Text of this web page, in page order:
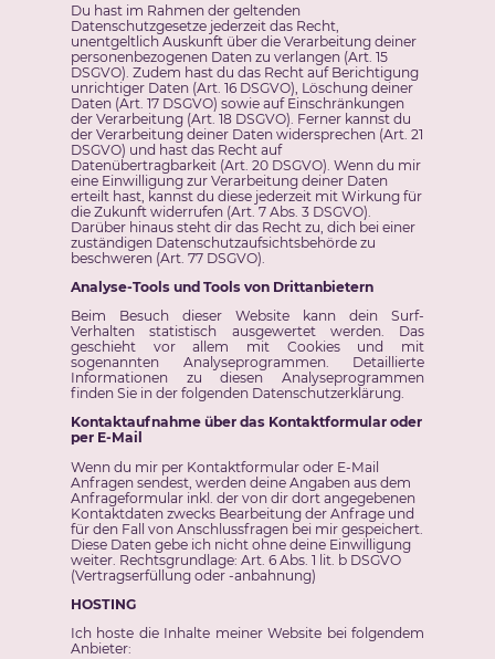
Du hast im Rahmen der geltenden
Datenschutzgesetze jederzeit das Recht,
unentgeltlich Auskunft über die Verarbeitung deiner
personenbezogenen Daten zu verlangen (Art. 15
DSGVO). Zudem hast du das Recht auf Berichtigung
unrichtiger Daten (Art. 16 DSGVO), Löschung deiner
Daten (Art. 17 DSGVO) sowie auf Einschränkungen
der Verarbeitung (Art. 18 DSGVO). Ferner kannst du
der Verarbeitung deiner Daten widersprechen (Art. 21
DSGVO) und hast das Recht auf
Datenübertragbarkeit (Art. 20 DSGVO). Wenn du mir
eine Einwilligung zur Verarbeitung deiner Daten
erteilt hast, kannst du diese jederzeit mit Wirkung für
die Zukunft widerrufen (Art. 7 Abs. 3 DSGVO).
Darüber hinaus steht dir das Recht zu, dich bei einer
zuständigen Datenschutzaufsichtsbehörde zu
beschweren (Art. 77 DSGVO).
Analyse-Tools und Tools von Drittanbietern
Beim Besuch dieser Website kann dein Surf-
Verhalten statistisch ausgewertet werden. Das
geschieht vor allem mit Cookies und mit
sogenannten Analyseprogrammen. Detaillierte
Informationen zu diesen Analyseprogrammen
finden Sie in der folgenden Datenschutzerklärung.
Kontaktaufnahme über das Kontaktformular oder
per E-Mail
Wenn du mir per Kontaktformular oder E-Mail
Anfragen sendest, werden deine Angaben aus dem
Anfrageformular inkl. der von dir dort angegebenen
Kontaktdaten zwecks Bearbeitung der Anfrage und
für den Fall von Anschlussfragen bei mir gespeichert.
Diese Daten gebe ich nicht ohne deine Einwilligung
weiter. Rechtsgrundlage: Art. 6 Abs. 1 lit. b DSGVO
(Vertragserfüllung oder -anbahnung)
HOSTING
Ich hoste die Inhalte meiner Website bei folgendem
Anbieter: